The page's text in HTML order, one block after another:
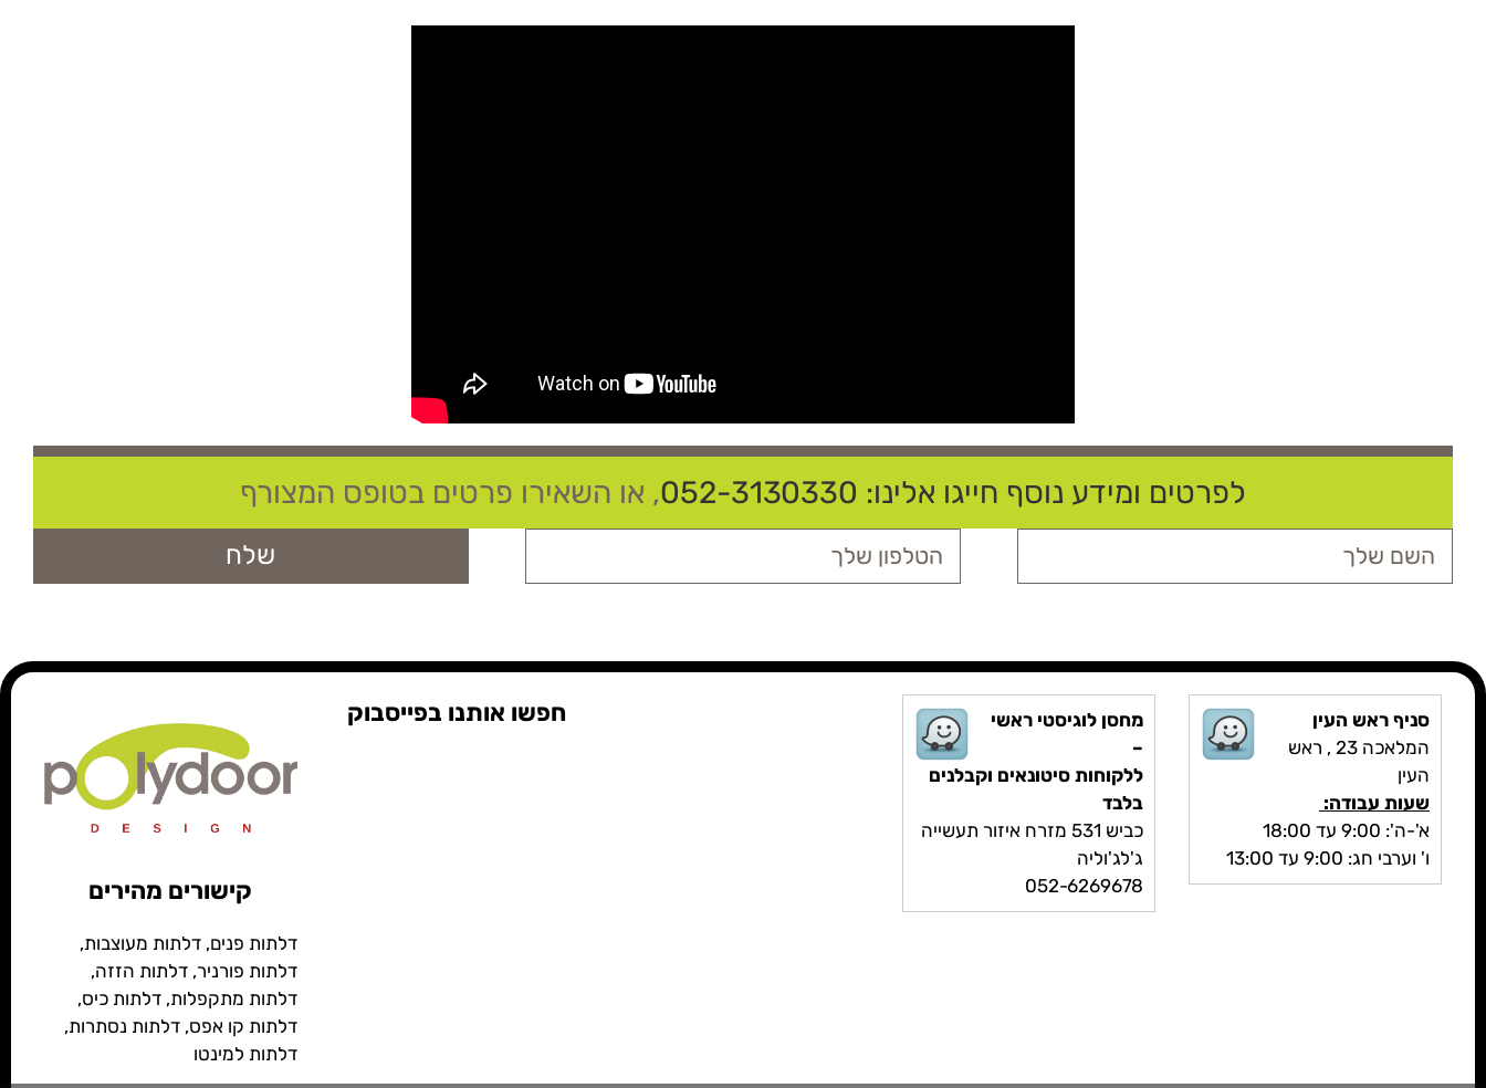
לפרטים ומידע נוסף חייגו אלינו: 052-3130330, או השאירו פרטים בטופס המצורף
סניף ראש העין
המלאכה 23 , ראש
העין
שעות עבודה:
א'-ה': 9:00 עד 18:00
ו' וערבי חג: 9:00 עד 13:00
מחסן לוגיסטי ראשי
–
ללקוחות סיטונאים וקבלנים
בלבד
כביש 531 מזרח איזור תעשייה
ג'לג'וליה
052-6269678
חפשו אותנו בפייסבוק
קישורים מהירים
דלתות פנים,דלתות מעוצבות,
דלתות פורניר,דלתות הזזה,
דלתות מתקפלות,דלתות כיס,
דלתות קו אפס,דלתות נסתרות,
דלתות למינטו